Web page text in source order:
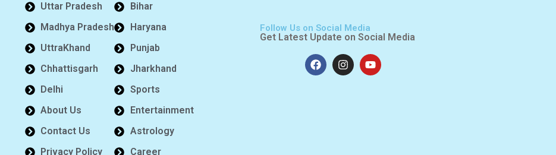
Uttar Pradesh
Madhya Pradesh
UttraKhand
Chhattisgarh
Delhi
About Us
Contact Us
Privacy Policy
Bihar
Haryana
Punjab
Jharkhand
Sports
Entertainment
Astrology
Career
Follow Us on Social Media
Get Latest Update on Social Media